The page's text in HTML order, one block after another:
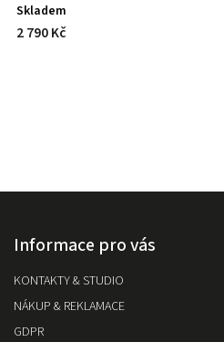
Skladem
2 790 Kč
Informace pro vás
KONTAKTY & STUDIO
NÁKUP & REKLAMACE
GDPR